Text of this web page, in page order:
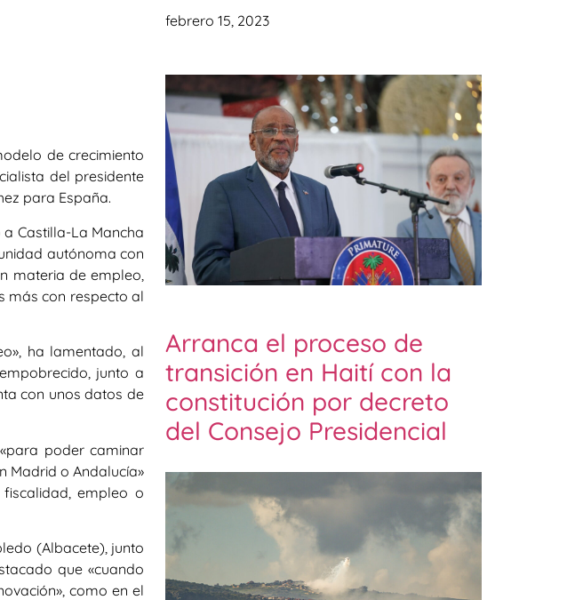
de crecimiento
del presidente
para España.
Castilla-La Mancha
autónoma con
materia de empleo,
más con respecto al
ha lamentado, al
junto a
con unos datos de
poder caminar
Madrid o Andalucía»
empleo o
(Albacete), junto
que «cuando
como en el
febrero 15, 2023
Arranca el proceso de
transición en Haití con la
constitución por decreto
del Consejo Presidencial